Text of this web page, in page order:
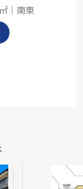
｜南東
丘」新築戸建